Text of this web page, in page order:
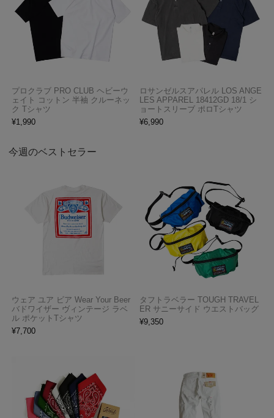
プロクラブ PRO CLUB ヘビーウ
ェイト コットン 半袖 クルーネッ
ク Tシャツ
¥1,990
ロサンゼルスアパレル LOS ANGE
LES APPAREL 18412GD 18/1 シ
ョートスリーブ ポロTシャツ
¥6,990
今週のベストセラー
ウェア ユア ビア Wear Your Beer
バドワイザー ヴィンテージ ラベ
ル ポケットTシャツ
¥7,700
タフトラベラー TOUGH TRAVEL
ER サニーサイド ウエストバッグ
¥9,350